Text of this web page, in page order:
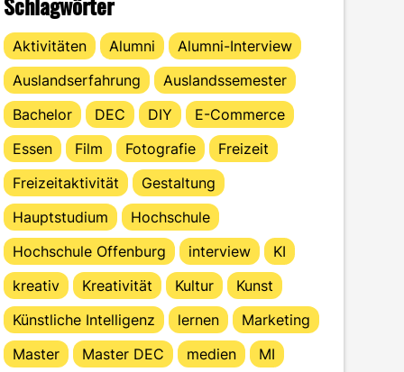
Aktivitäten Alumni
Alumni-Interview
Auslandserfahrung
Auslandssemester
Bachelor
DEC DIY
E-Commerce
Essen
Film Fotografie
Freizeit
Freizeitaktivität
Gestaltung
Hauptstudium
Hochschule
Hochschule Offenburg
interview
KI
kreativ
Kreativität Kultur
Kunst
Künstliche Intelligenz
lernen
Marketing
Master
Master DEC medien
MI